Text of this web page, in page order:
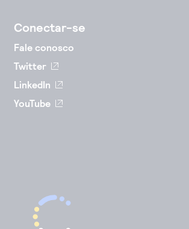
Conectar-se
Fale conosco
Twitter
LinkedIn
YouTube